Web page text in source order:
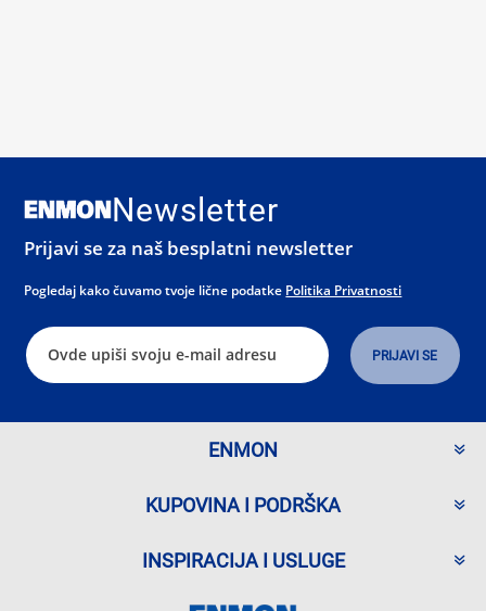
Newsletter
Prijavi se za naš besplatni newsletter
Pogledaj kako čuvamo tvoje lične podatke Politika Privatnosti
ENMON
KUPOVINA I PODRŠKA
INSPIRACIJA I USLUGE